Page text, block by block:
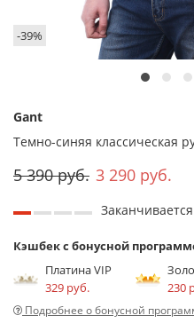
-39%
Gant
Темно-синяя классическая
5 390 руб. 3 290 руб.
Заканчивается
Кэшбек с бонусной
Платина VIP
329 руб.
230
Подробнее о бонусной